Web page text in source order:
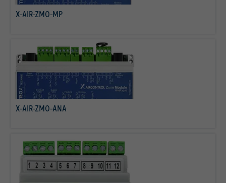
X-AIR-ZMO-MP
X-AIR-ZMO-ANA